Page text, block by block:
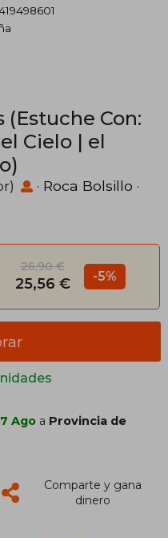
(Estuche Con:
Cielo | el
· Roca Bolsillo ·
26,90 €
25,56 € -5%
Ago a Provincia de
Comparte y gana
dinero